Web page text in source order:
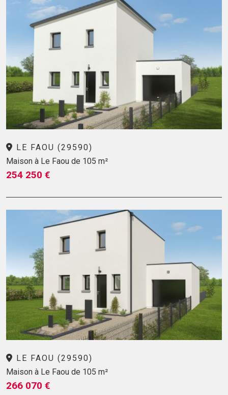
LE FAOU (29590)
Maison à Le Faou de 105 m²
254 250 €
LE FAOU (29590)
Maison à Le Faou de 105 m²
266 070 €